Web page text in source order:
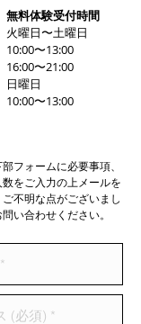
無料体験受付時間
火曜日〜土曜日
10:00〜13:00
16:00〜21:00
日曜日
10:00〜13:00
フォームに必要事項、
をご入力の上メールを
不明な点がございまし
い合わせください。